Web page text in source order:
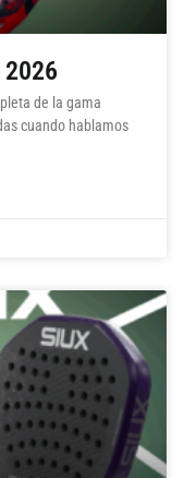
de la gama
cuando hablamos